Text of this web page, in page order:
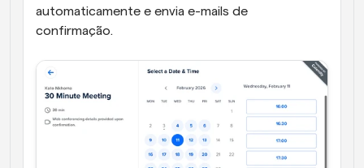
automaticamente e envia e-mails de
confirmação.